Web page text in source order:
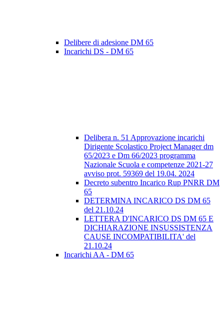
Delibere di adesione DM 65
Incarichi DS - DM 65
Delibera n. 51 Approvazione incarichi
Dirigente Scolastico Project Manager dm
65/2023 e Dm 66/2023 programma
Nazionale Scuola e competenze 2021-27
avviso prot. 59369 del 19.04. 2024
Decreto subentro Incarico Rup PNRR DM
65
DETERMINA INCARICO DS DM 65
del 21.10.24
LETTERA D'INCARICO DS DM 65 E
DICHIARAZIONE INSUSSISTENZA
CAUSE INCOMPATIBILITA' del
21.10.24
Incarichi AA - DM 65